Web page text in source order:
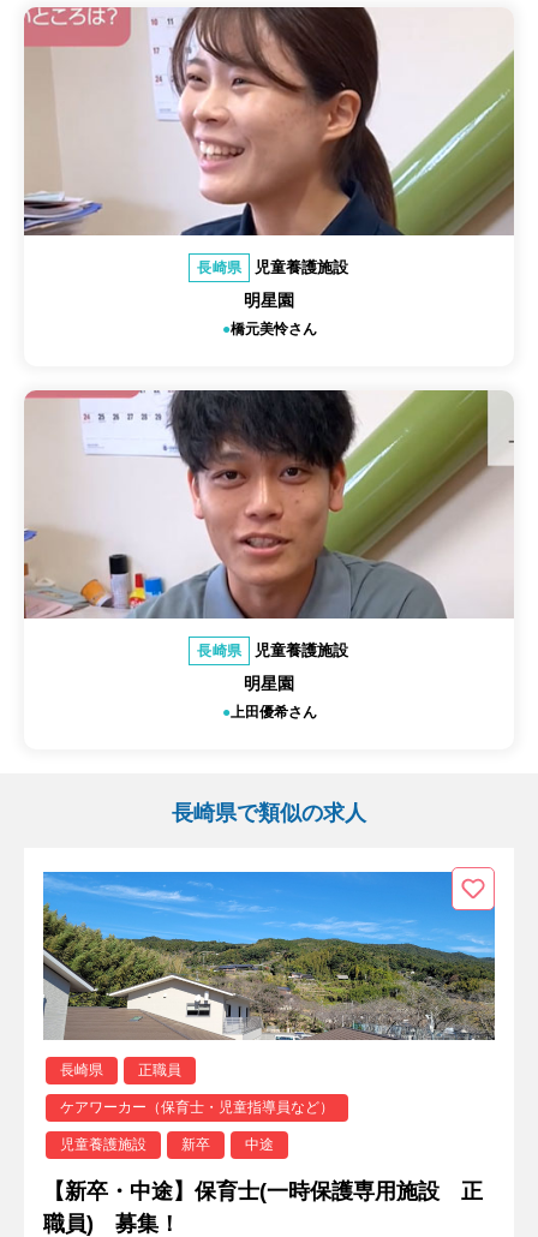
長崎県 児童養護施設
明星園
橋元美怜さん
長崎県 児童養護施設
明星園
上田優希さん
長崎県で類似の求人
長崎県 正職員
ケアワーカー（保育士・児童指導員など）
児童養護施設 新卒 中途
【新卒・中途】保育士(一時保護専用施設 正
職員) 募集！